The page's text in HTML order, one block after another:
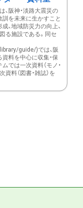
、阪神・淡路大震災の
訓を未来に生かすこと
、地域防災力の向上、
る施設である。同セ
guide/)では、阪
資料を中心に収集・保
では一次資料（モノ・
資料（図書・雑誌）を